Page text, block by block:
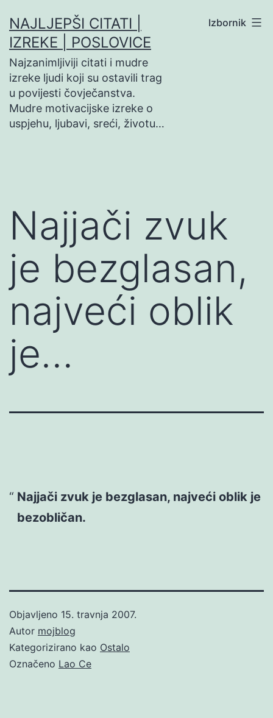
na
sadržaj
NAJLJEPŠI CITATI |
IZREKE | POSLOVICE
Najzanimljiviji citati i mudre
izreke ljudi koji su ostavili trag
u povijesti čovječanstva.
Mudre motivacijske izreke o
uspjehu, ljubavi, sreći, životu…
Izbornik
Najjači zvuk
je bezglasan,
najveći oblik
je…
Najjači zvuk je bezglasan, najveći oblik je
bezobličan.
Objavljeno 15. travnja 2007.
Autor mojblog
Kategorizirano kao Ostalo
Označeno Lao Ce